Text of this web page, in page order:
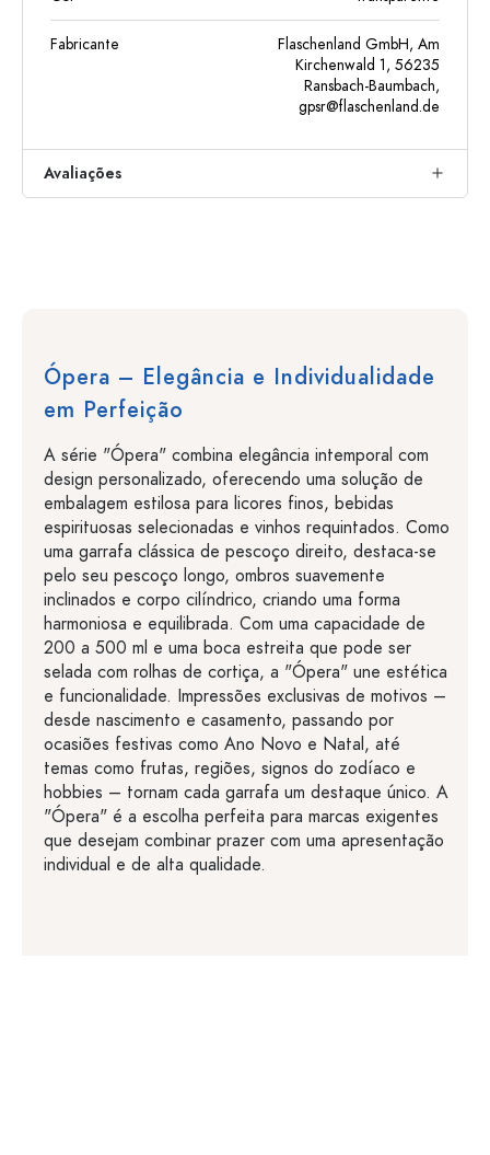
Fabricante
Flaschenland GmbH, Am
Kirchenwald 1, 56235
Ransbach-Baumbach,
gpsr@flaschenland.de
Avaliações
Ópera – Elegância e Individualidade
em Perfeição
A série "Ópera" combina elegância intemporal com
design personalizado, oferecendo uma solução de
embalagem estilosa para licores finos, bebidas
espirituosas selecionadas e vinhos requintados. Como
uma garrafa clássica de pescoço direito, destaca-se
pelo seu pescoço longo, ombros suavemente
inclinados e corpo cilíndrico, criando uma forma
harmoniosa e equilibrada. Com uma capacidade de
200 a 500 ml e uma boca estreita que pode ser
selada com rolhas de cortiça, a "Ópera" une estética
e funcionalidade. Impressões exclusivas de motivos –
desde nascimento e casamento, passando por
ocasiões festivas como Ano Novo e Natal, até
temas como frutas, regiões, signos do zodíaco e
hobbies – tornam cada garrafa um destaque único. A
"Ópera" é a escolha perfeita para marcas exigentes
que desejam combinar prazer com uma apresentação
individual e de alta qualidade.